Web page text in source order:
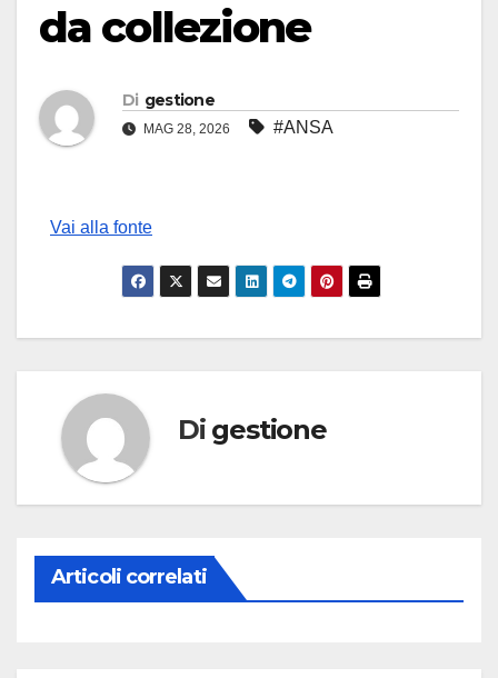
da collezione
Di gestione
MAG 28, 2026 #ANSA
Vai alla fonte
Di gestione
Articoli correlati